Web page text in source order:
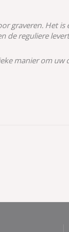
graveren. Het
de reguliere
manier om uw